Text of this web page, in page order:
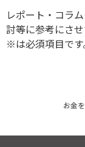
レポート・コラ
討等に参考にさせ
※は必須項目です
お金